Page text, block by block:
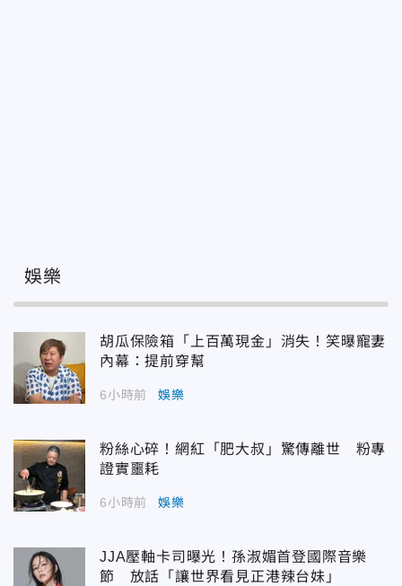
娛樂
胡瓜保險箱「上百萬現金」消失！笑曝寵妻
內幕：提前穿幫
6小時前 娛樂
粉絲心碎！網紅「肥大叔」驚傳離世 粉專
證實噩耗
6小時前 娛樂
JJA壓軸卡司曝光！孫淑媚首登國際音樂
節 放話「讓世界看見正港辣台妹」